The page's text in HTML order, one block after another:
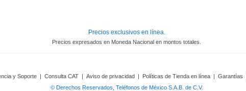
Precios exclusivos en línea.
Precios expresados en Moneda Nacional en montos totales.
y Soporte | Consulta CAT | Aviso de privacidad | Políticas de Tienda en línea | Garantías
© Derechos Reservados, Teléfonos de México S.A.B. de C.V.